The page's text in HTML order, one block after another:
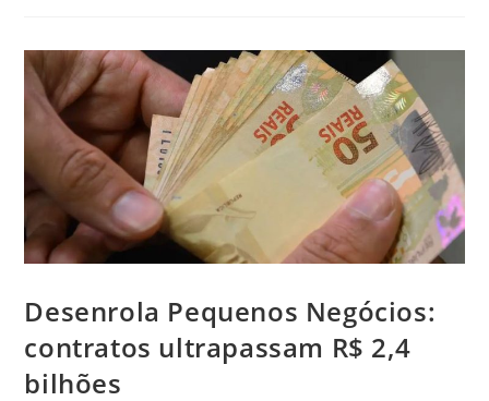
Desenrola Pequenos Negócios:
contratos ultrapassam R$ 2,4
bilhões